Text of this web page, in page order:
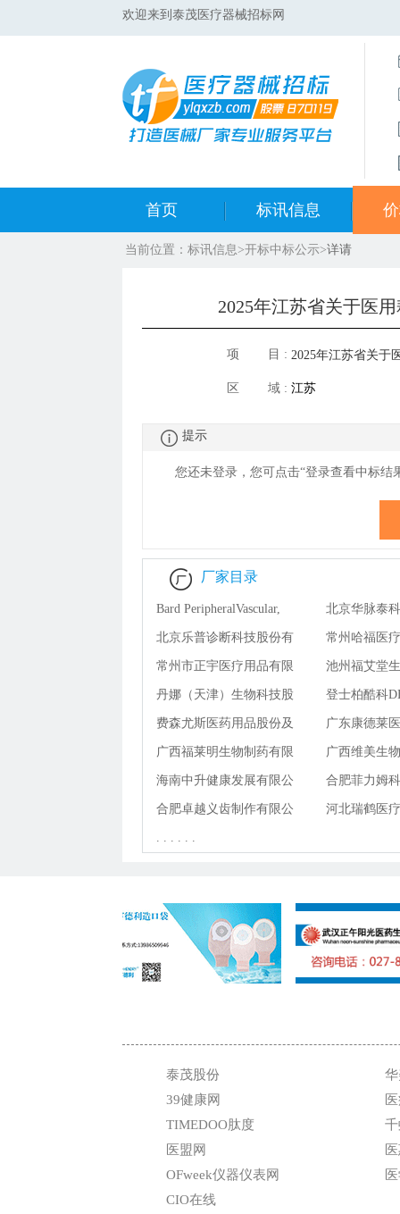
欢迎来到泰茂医疗器械招标网
首页 标讯信息
集采标讯动态
集采标讯项目
医院标讯动态
开
目
当前位置： 标讯信息>开标中标公示>详请
2025年江苏省关于医
项 目 : 2025年江苏省关于
挂网产品公示表（
区 域 : 江苏
提示
您还未登录，您可点击“登录查看中标结
厂家目录
Bard PeripheralVascular,
Inc. 巴德外周血管股份有
限公司
北京华脉泰
份有限公司
北京乐普诊断科技股份有
限公司
常州哈福医
司
常州市正宇医疗用品有限
公司
池州福艾堂
公司
丹娜（天津）生物科技股
份有限公司
登士柏酷科
Caulk
费森尤斯医药用品股份及
两合公司 FreseniusMedical
Care AG &Co. KGaA
广东康德莱
有限公司
广西福莱明生物制药有限
公司
广西维美生
司
海南中升健康发展有限公
司
合肥菲力姆
合肥卓越义齿制作有限公
司
河北瑞鹤医
. . . . . .
泰茂股份
39健康网
TIMEDOO肽度
医盟网
OFweek仪器仪表网
CIO在线